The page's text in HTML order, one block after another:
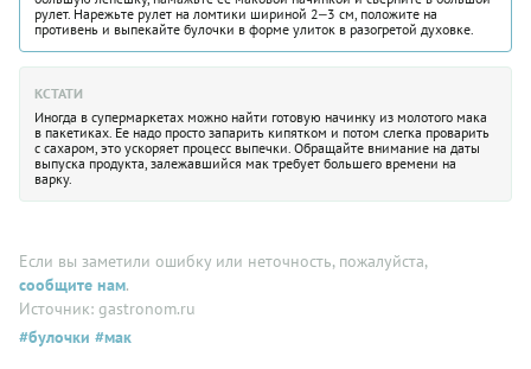
рулет. Нарежьте рулет на ломтики шириной 2‒3 см, положите на
противень и выпекайте булочки в форме улиток в разогретой духовке.
КСТАТИ
Иногда в супермаркетах можно найти готовую начинку из молотого мака
в пакетиках. Ее надо просто запарить кипятком и потом слегка проварить
с сахаром, это ускоряет процесс выпечки. Обращайте внимание на даты
выпуска продукта, залежавшийся мак требует большего времени на
варку.
Если вы заметили ошибку или неточность, пожалуйста,
сообщите нам.
Источник: gastronom.ru
#булочки #мак